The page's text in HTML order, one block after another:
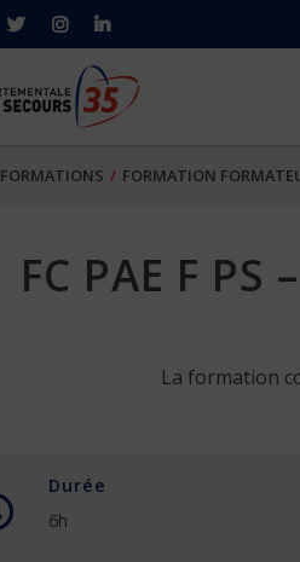
FORMATIONS FORMATION
FC PAE F
La formation
Durée
6h